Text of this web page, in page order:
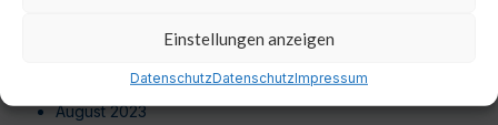
Einstellungen anzeigen
DatenschutzDatenschutzImpressum
November 2023
September 2023
August 2023